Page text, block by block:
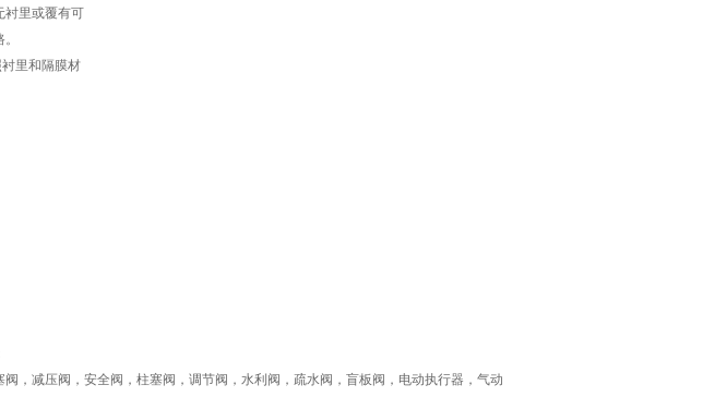
衬里或覆有可
里和隔膜材
，减压阀，安全阀，柱塞阀，调节阀，水利阀，疏水阀，盲板阀，电动执行器，气动